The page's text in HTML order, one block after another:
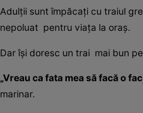
Adulţii sunt împăcaţi cu traiul
nepoluat pentru viaţa la oraş.
Dar îşi doresc un trai mai bun
„Vreau ca fata mea să facă o
marinar.